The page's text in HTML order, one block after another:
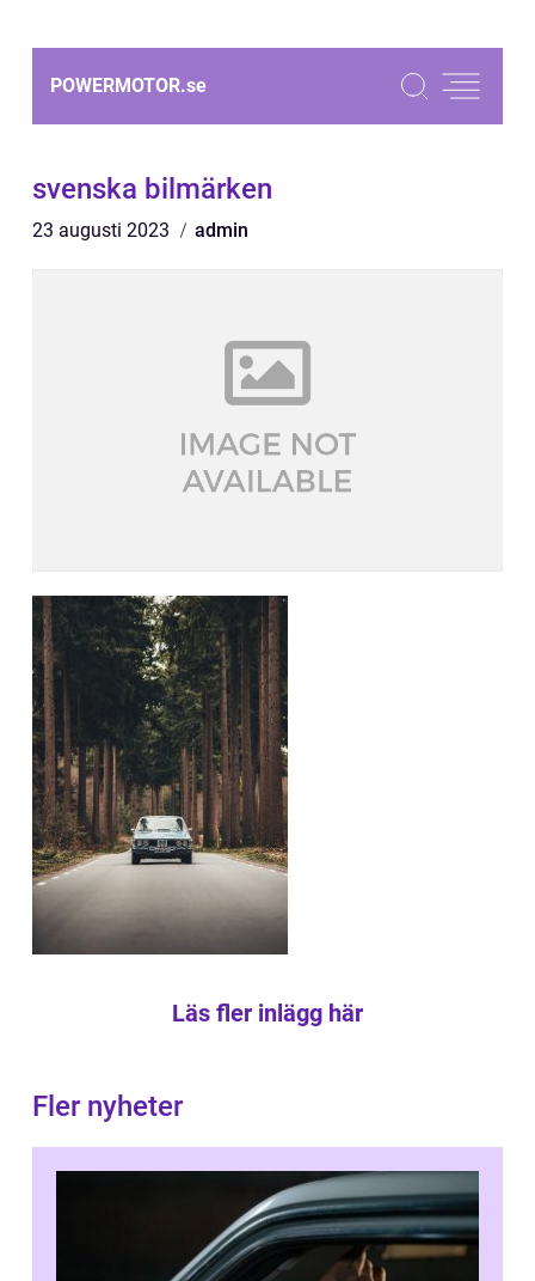
POWERMOTOR.se
svenska bilmärken
23 augusti 2023 admin
Läs fler inlägg här
Fler nyheter